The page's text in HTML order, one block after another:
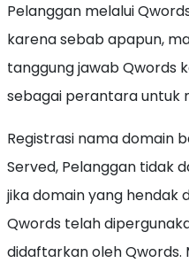
Pelanggan melalui
karena sebab apapun,
tanggung jawab Qwords
sebagai perantara untuk
Registrasi nama domain
Served, Pelanggan tidak
jika domain yang hendak
Qwords telah
didaftarkan oleh